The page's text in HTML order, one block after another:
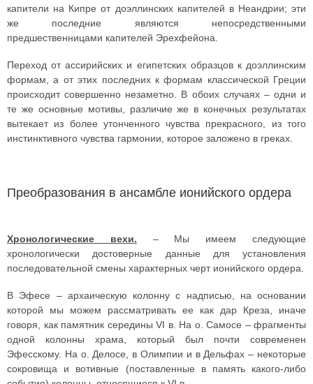
капители на Кипре от доэллинских капителей в Неандрии; эти
же последние являются непосредственными
предшественницами капителей Эрехфейона.
Переход от ассирийских и египетских образцов к доэллинским
формам, а от этих последних к формам классической Греции
происходит совершенно незаметно. В обоих случаях – одни и
те же основные мотивы, различие же в конечных результатах
вытекает из более утонченного чувства прекрасного, из того
инстинктивного чувства гармонии, которое заложено в греках.
Преобразования в ансамбле ионийского ордера
Хронологические вехи. – Мы имеем следующие
хронологически достоверные данные для установления
последовательной смены характерных черт ионийского ордера.
В Эфесе – архаическую колонну с надписью, на основании
которой мы можем рассматривать ее как дар Креза, иначе
говоря, как памятник середины VI в. На о. Самосе – фрагменты
одной колонны храма, который был почти современен
Эфесскому. На о. Делосе, в Олимпии и в Дельфах – некоторые
сокровища и вотивные (поставленные в память какого-либо